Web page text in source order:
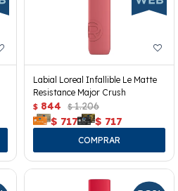
Labial Loreal Infallible Le Matte
Resistance Major Crush
$ 844 $ 1.206
$ 717 $ 717